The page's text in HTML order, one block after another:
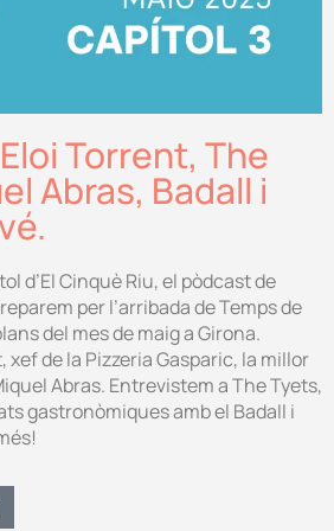
Torrent, The
Abras, Badall i
d’El Cinquè Riu, el pòdcast de
per l’arribada de Temps de
del mes de maig a Girona.
xef de la Pizzeria Gasparic, la millor
Abras. Entrevistem a The Tyets,
gastronòmiques amb el Badall i